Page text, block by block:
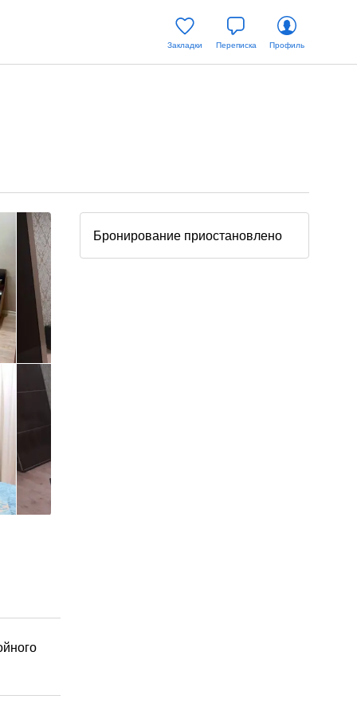
Закладки Переписка Профиль
Бронирование приостановлено